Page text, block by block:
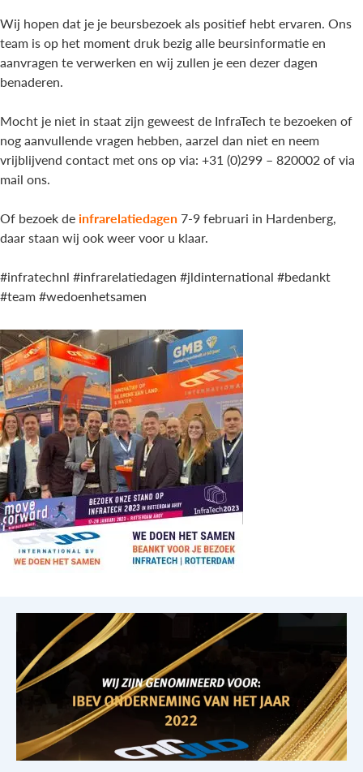
Wij hopen dat je je beursbezoek als positief hebt ervaren. Ons
team is op het moment druk bezig alle beursinformatie en
aanvragen te verwerken en wij zullen je een dezer dagen
benaderen.
Mocht je niet in staat zijn geweest de InfraTech te bezoeken of
nog aanvullende vragen hebben, aarzel dan niet en neem
vrijblijvend contact met ons op via: +31 (0)299 – 820002 of via
mail ons.
Of bezoek de infrarelatiedagen7-9 februari in Hardenberg,
daar staan wij ook weer voor u klaar.
#infratechnl #infrarelatiedagen #jldinternational #bedankt
#team #wedoenhetsamen